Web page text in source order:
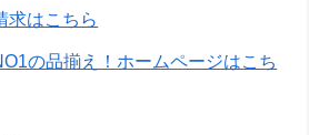
求はこちら
の品揃え！ホームページはこち